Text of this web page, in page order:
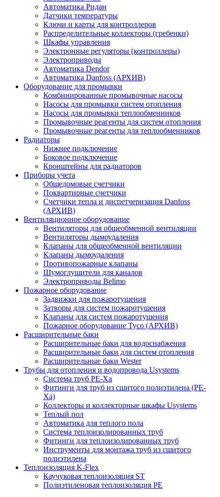
Автоматика Ридан
Датчики температуры
Ключи и карты для контроллеров
Распределительные коллекторы (гребенки)
Шкафы управления
Электронные регуляторы (контроллеры)
Электроприводы
Автоматика Dendor
Автоматика Danfoss (АРХИВ)
Оборудование для промывки
Комбинированные промывочные насосы
Насосы для промывки систем отопления
Насосы для промывки теплообменников
Промывочные реагенты для систем отопления
Промывочные реагенты для теплообменников
Радиаторы
Нижнее подключение
Боковое подключение
Кронштейны для радиаторов
Приборы учета
Общедомовые счетчики
Поквартирные счетчики
Счетчики тепла и диспетчеризация Danfoss
(АРХИВ)
Вентиляционное оборудование
Вентиляторы для общеобменной вентиляции
Вентиляторы дымоудаления
Клапаны для общеобменной вентиляции
Клапаны дымоудаления
Противопожарные клапаны
Шумоглушители для каналов
Электроприводы Belimo
Пожарное оборудование
Задвижки для пожаротушения
Затворы для систем пожаротушения
Клапаны для систем пожаротушения
Пожарное оборудование Tyco (АРХИВ)
Расширительные баки
Расширительные баки для водоснабжения
Расширительные баки для систем отопления
Расширительные баки Wester
Трубы для отопления и водопровода Usystems
Система труб PE-Xa
Фитинги для труб из сшитого полиэтилена (PE-
Xa)
Коллекторы и коллекторные шкафы Usystems
Теплый пол
Автоматика для теплого пола
Система теплоизолированных труб
Фитинги для теплоизолированных труб
Инструменты для монтажа труб из сшитого
полиэтилена
Теплоизоляция K-Flex
Каучуковая теплоизоляция ST
Полиэтиленовая теплоизоляция PE